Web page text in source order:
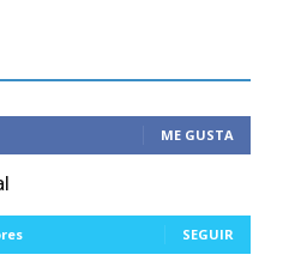
ME GUSTA
SEGUIR